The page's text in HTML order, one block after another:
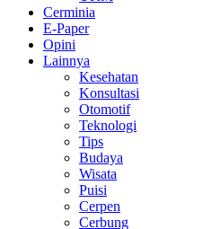
Cerminia
E-Paper
Opini
Lainnya
Kesehatan
Konsultasi
Otomotif
Teknologi
Tips
Budaya
Wisata
Puisi
Cerpen
Cerbung